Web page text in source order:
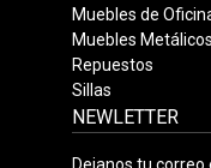
Muebles de
Muebles Metálicos
Repuestos
Sillas
NEWLETTER